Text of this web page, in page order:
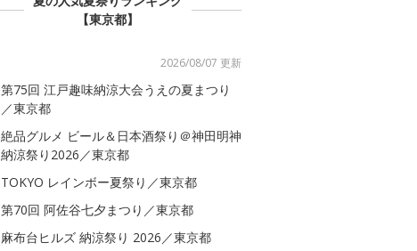
【東京都】
2026/08/07 更新
第75回 江戸趣味納涼大会うえの夏まつり
／東京都
絶品グルメ ビール＆日本酒祭り＠神田明神
納涼祭り2026／東京都
TOKYO レインボー夏祭り／東京都
第70回 阿佐谷七夕まつり／東京都
麻布台ヒルズ 納涼祭り 2026／東京都